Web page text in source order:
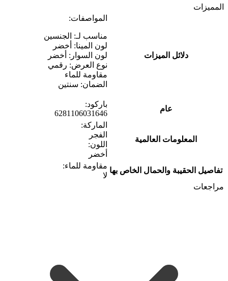
المميزات
دلائل الميزات
المواصفات:
مناسب لـ: الجنسين
لون المينا: أخضر
لون السوار: أخضر
نوع العرض: رقمي
مقاومة للماء
الضمان: سنتين
عام
باركود:
6281106031646
المعلومات العالمية
الماركة:
الفجر
اللون:
أخضر
تفاصيل الحقيبة والحمال الخاص بها
مقاومة للماء:
لا
مراجعات